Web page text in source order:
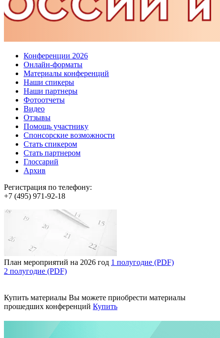
Конференции 2026
Онлайн-форматы
Материалы конференций
Наши спикеры
Наши партнеры
Фотоотчеты
Видео
Отзывы
Помощь участнику
Спонсорские возможности
Стать спикером
Стать партнером
Глоссарий
Архив
Регистрация по телефону:
+7 (495) 971-92-18
План мероприятий на 2026 год 1 полугодие (PDF)
2 полугодие (PDF)
Купить материалы Вы можете приобрести материалы
прошедших конференций Купить